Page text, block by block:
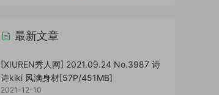
最新文章
[XIUREN秀人网] 2021.09.24 No.3987 诗
诗kiki 风满身材[57P/451MB]
2021-12-10